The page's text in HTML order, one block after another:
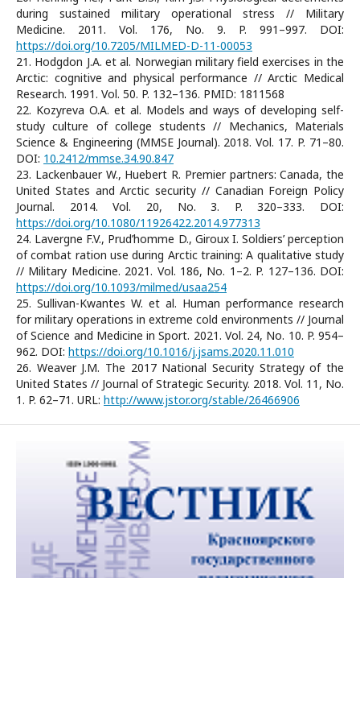
during sustained military operational stress // Military
Medicine. 2011. Vol. 176, No. 9. P. 991–997. DOI:
https://doi.org/10.7205/MILMED-D-11-00053
21. Hodgdon J.A. et al. Norwegian military field exercises in the
Arctic: cognitive and physical performance // Arctic Medical
Research. 1991. Vol. 50. P. 132–136. PMID: 1811568
22. Kozyreva O.А. et al. Models and ways of developing self-
study culture of college students // Mechanics, Materials
Science & Engineering (MMSE Journal). 2018. Vol. 17. P. 71–80.
DOI: 10.2412/mmse.34.90.847
23. Lackenbauer W., Huebert R. Premier partners: Canada, the
United States and Arctic security // Canadian Foreign Policy
Journal. 2014. Vol. 20, No. 3. P. 320–333. DOI:
https://doi.org/10.1080/11926422.2014.977313
24. Lavergne F.V., Prud’homme D., Giroux I. Soldiers’ perception
of combat ration use during Arctic training: A qualitative study
// Military Medicine. 2021. Vol. 186, No. 1–2. P. 127–136. DOI:
https://doi.org/10.1093/milmed/usaa254
25. Sullivan-Kwantes W. et al. Human performance research
for military operations in extreme cold environments // Journal
of Science and Medicine in Sport. 2021. Vol. 24, No. 10. P. 954–
962. DOI: https://doi.org/10.1016/j.jsams.2020.11.010
26. Weaver J.M. The 2017 National Security Strategy of the
United States // Journal of Strategic Security. 2018. Vol. 11, No.
1. P. 62–71. URL: http://www.jstor.org/stable/26466906